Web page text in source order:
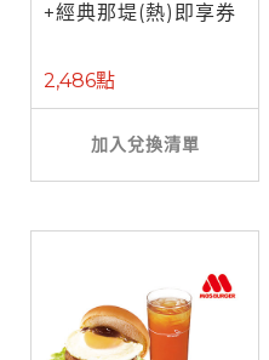
+經典那堤(熱)即享券
2,486點
加入兌換清單